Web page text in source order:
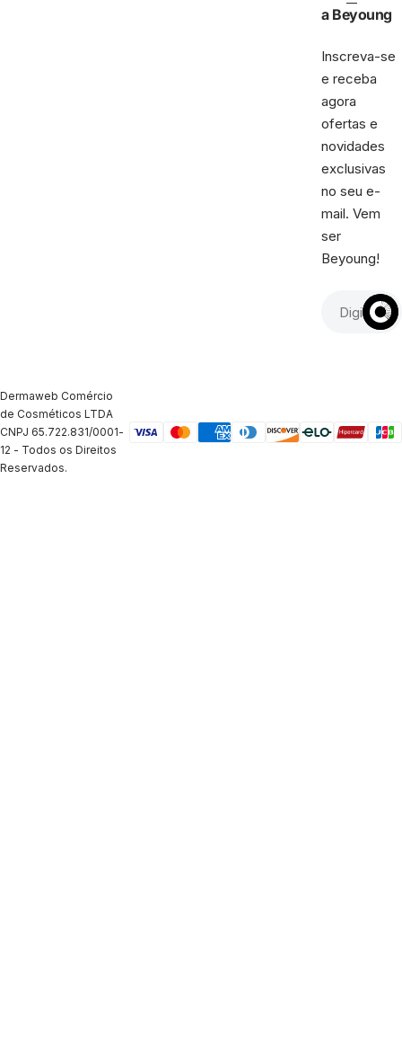
a Beyoung
Inscreva-se
e receba
agora
ofertas e
novidades
exclusivas
no seu e-
mail. Vem
ser
Beyoung!
Dermaweb Comércio
de Cosméticos LTDA
CNPJ 65.722.831/0001-
12 - Todos os Direitos
Reservados.